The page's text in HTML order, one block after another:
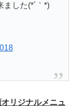
ました(*´｀*)
リジナルメニュ